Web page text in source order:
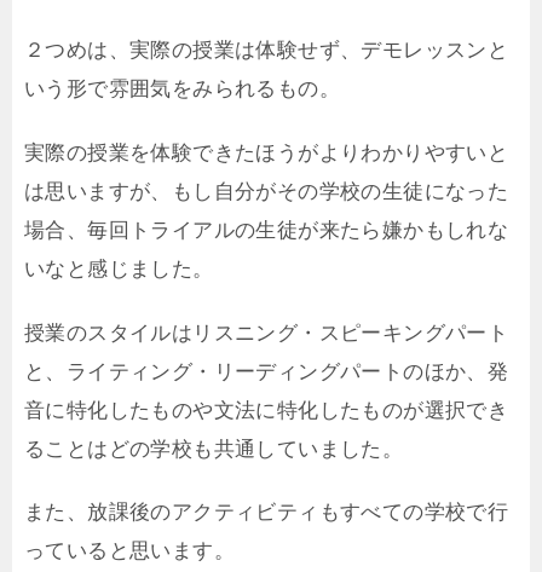
２つめは、実際の授業は体験せず、デモレッスンと
いう形で雰囲気をみられるもの。
実際の授業を体験できたほうがよりわかりやすいと
は思いますが、もし自分がその学校の生徒になった
場合、毎回トライアルの生徒が来たら嫌かもしれな
いなと感じました。
授業のスタイルはリスニング・スピーキングパート
と、ライティング・リーディングパートのほか、発
音に特化したものや文法に特化したものが選択でき
ることはどの学校も共通していました。
また、放課後のアクティビティもすべての学校で行
っていると思います。